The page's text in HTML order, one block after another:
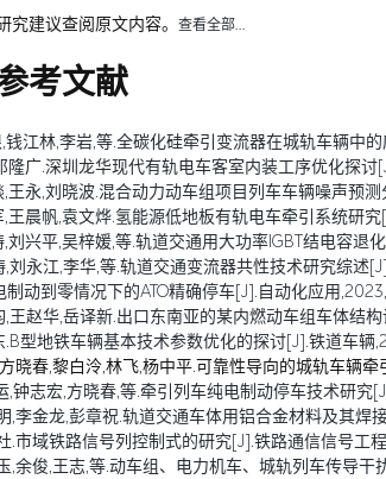
究建议查阅原文内容。 查看全部…
考文献
钱江林,李岩,等.全碳化硅牵引变流器在城轨车辆中
隆广.深圳龙华现代有轨电车客室内装工序优化探
王永,刘晓波.混合动力动车组项目列车车辆噪声预
,王晨帆,袁文烨.氢能源低地板有轨电车牵引系统研
刘兴平,吴梓媛,等.轨道交通用大功率IGBT结电容退
刘永江,李华,等.轨道交通变流器共性技术研究综述
制动到零情况下的ATO精确停车[J].自动化应用
王赵华,岳译新.出口东南亚的某内燃动车组车体结
型地铁车辆基本技术参数优化的探讨[J].铁道车辆
晓春,黎白泠,林飞,杨中平.可靠性导向的城轨车辆
,钟志宏,方晓春,等.牵引列车纯电制动停车技术研
,李金龙,彭章祝.轨道交通车体用铝合金材料及其焊
.市域铁路信号列控制式的研究[J].铁路通信信号工
,余俊,王志,等.动车组、电力机车、城轨列车传导